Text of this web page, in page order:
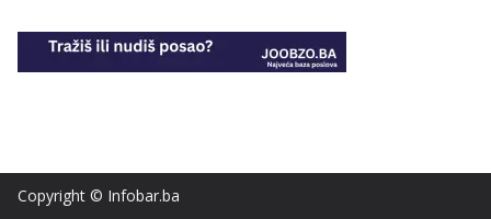
Copyright © Infobar.ba